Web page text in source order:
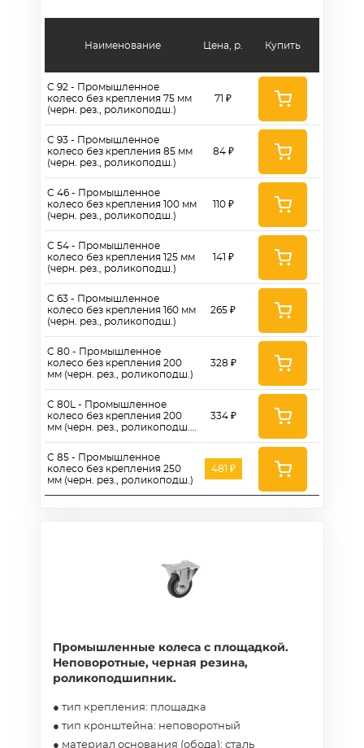
Наименование
C 92 - Промышленное
колесо без крепления 75 мм
(черн. рез., роликоподш.)
C 93 - Промышленное
колесо без крепления 85 мм
(черн. рез., роликоподш.)
C 46 - Промышленное
колесо без крепления 100 мм
(черн. рез., роликоподш.)
C 54 - Промышленное
колесо без крепления 125 мм
(черн. рез., роликоподш.)
C 63 - Промышленное
колесо без крепления 160 мм
(черн. рез., роликоподш.)
C 80 - Промышленное
колесо без крепления 200
мм (черн. рез., роликоподш.)
C 80L - Промышленное
колесо без крепления 200
мм (черн. рез., роликоподш.,
C 85 - Промышленное
колесо без крепления 250
мм (черн. рез., роликоподш.)
Цена, р.
71 ₽
84 ₽
110 ₽
141 ₽
265 ₽
328 ₽
334 ₽
481 ₽
Купить
Промышленные колеса с площадкой.
Неповоротные, черная резина,
роликоподшипник.
● тип крепления: площадка
● тип кронштейна: неповоротный
● материал основания (обода): сталь